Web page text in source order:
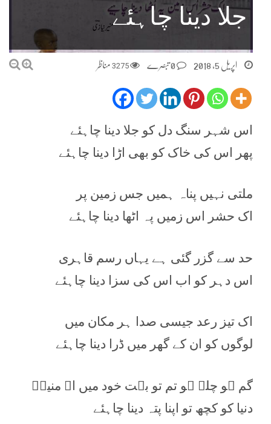
جلا دینا چاہئے
اپریل 5, 2018 3275 مناظر
اس شہر سنگ دل کو جلا دینا چاہئے
پھر اس کی خاک کو بھی اڑا دینا چاہئے
ملتی نہیں پناہ ہمیں جس زمین پر
اک حشر اس زمیں پہ اٹھا دینا چاہئے
حد سے گزر گئی ہے یہاں رسم قاہری
اس دہر کو اب اس کی سزا دینا چاہئے
اک تیز رعد جیسی صدا ہر مکان میں
لوگوں کو ان کے گھر میں ڈرا دینا چاہئے
گم ہو چلے ہو تم تو بہت خود میں اے منیرؔ
دنیا کو کچھ تو اپنا پتہ دینا چاہئے